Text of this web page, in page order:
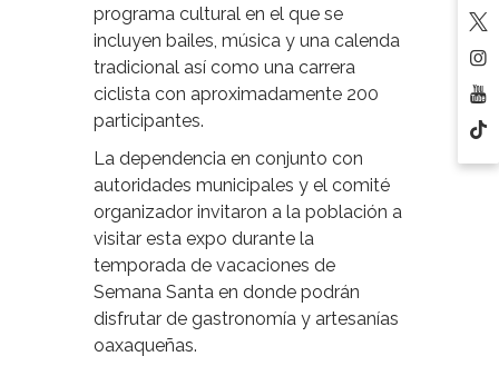
programa cultural en el que se
incluyen bailes, música y una calenda
tradicional así como una carrera
ciclista con aproximadamente 200
participantes.
La dependencia en conjunto con
autoridades municipales y el comité
organizador invitaron a la población a
visitar esta expo durante la
temporada de vacaciones de
Semana Santa en donde podrán
disfrutar de gastronomía y artesanías
oaxaqueñas.